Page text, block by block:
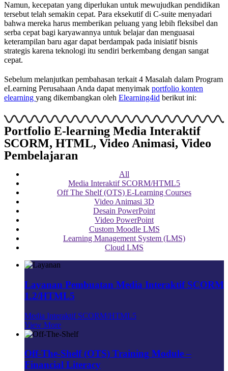
Namun, kecepatan yang diperlukan untuk mewujudkan pendidikan
tersebut telah semakin cepat. Para eksekutif di C-suite menyadari
bahwa mereka harus memberikan peluang yang lebih fleksibel dan
serba cepat bagi karyawannya untuk belajar dan menguasai
keterampilan baru agar dapat berdampak pada inisiatif bisnis
strategis karena teknologi itu sendiri berkembang dengan sangat
cepat.
Sebelum melanjutkan pembahasan terkait 4 Masalah dalam Program
eLearning Perusahaan Anda dapat menyimak portfolio konten
elearning yang dikembangkan oleh Elearning4id berikut ini:
Portfolio E-learning Media Interaktif
SCORM, HTML, Video Animasi, Video
Pembelajaran
All
Media Interaktif SCORM/HTML5
Off The Shelf (OTS) E-Learning Courses
Video Animasi 3D
Desain PowerPoint
Video PowerPoint
Custom Moodle LMS
Learning Management System (LMS)
Cloud LMS
Layanan Pembuatan Media Interaktif SCORM
1.2/HTML5
Media Interaktif SCORM/HTML5
View More
Off-The-Shelf (OTS) Training Module –
Financial Literacy